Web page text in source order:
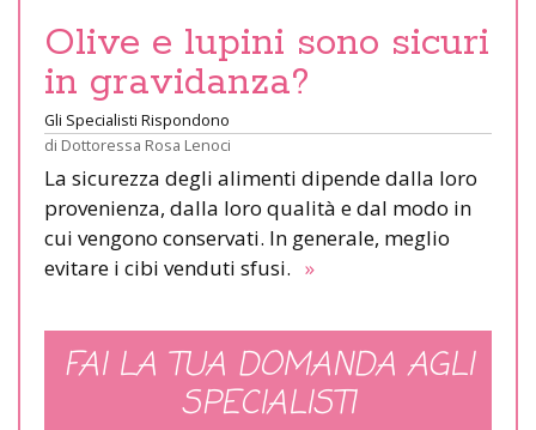
Olive e lupini sono sicuri
in gravidanza?
Gli Specialisti Rispondono
di Dottoressa Rosa Lenoci
La sicurezza degli alimenti dipende dalla loro
provenienza, dalla loro qualità e dal modo in
cui vengono conservati. In generale, meglio
evitare i cibi venduti sfusi. »
FAI LA TUA DOMANDA AGLI
SPECIALISTI